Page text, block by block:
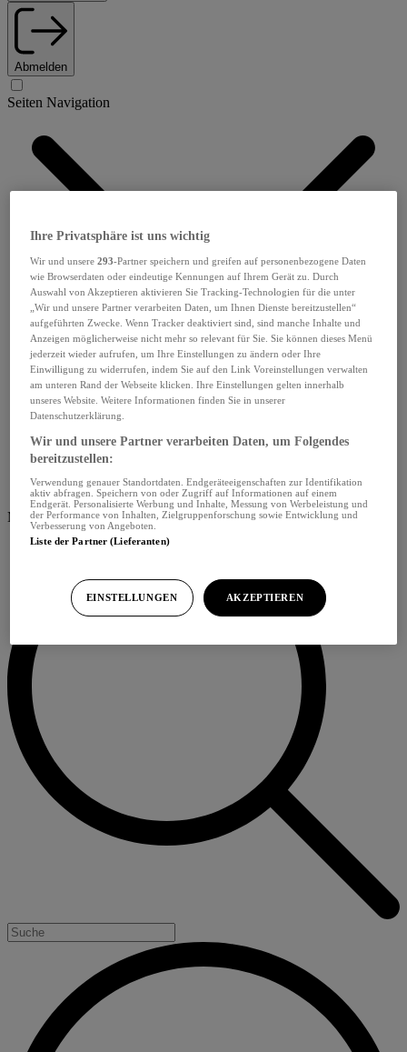
Abmelden
Seiten Navigation
Menü schliessen
Ihre Privatsphäre ist uns wichtig
Wir und unsere293-Partner speichern und greifen auf personenbezogene Daten
wie Browserdaten oder eindeutige Kennungen auf Ihrem Gerät zu. Durch
Auswahl von Akzeptieren aktivieren Sie Tracking-Technologien für die unter
„Wir und unsere Partner verarbeiten Daten, um Ihnen Dienste bereitzustellen“
aufgeführten Zwecke. Wenn Tracker deaktiviert sind, sind manche Inhalte und
Anzeigen möglicherweise nicht mehr so relevant für Sie. Sie können dieses Menü
jederzeit wieder aufrufen, um Ihre Einstellungen zu ändern oder Ihre
Einwilligung zu widerrufen, indem Sie auf den Link Voreinstellungen verwalten
am unteren Rand der Webseite klicken. Ihre Einstellungen gelten innerhalb
unseres Website. Weitere Informationen finden Sie in unserer
Datenschutzerklärung.
Wir und unsere Partner verarbeiten Daten, um Folgendes
bereitzustellen:
Verwendung genauer Standortdaten. Endgeräteeigenschaften zur Identifikation
aktiv abfragen. Speichern von oder Zugriff auf Informationen auf einem
Endgerät. Personalisierte Werbung und Inhalte, Messung von Werbeleistung und
der Performance von Inhalten, Zielgruppenforschung sowie Entwicklung und
Verbesserung von Angeboten.
Liste der Partner (Lieferanten)
EINSTELLUNGEN AKZEPTIEREN